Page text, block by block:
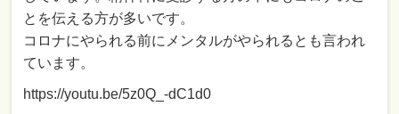
とを伝える方が多いです。
コロナにやられる前にメンタルがやられるとも言われ
ています。
https://youtu.be/5z0Q_-dC1d0